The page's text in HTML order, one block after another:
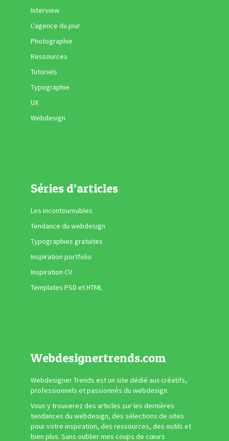
Interview
L'agence du jour
Photographie
Ressources
Tutoriels
Typographie
UX
Webdesign
Séries d’articles
Les incontournables
Tendance du webdesign
Typographies gratuites
Inspiration portfolio
Inspiration CV
Templates PSD et HTML
Webdesignertrends.com
Webdesigner Trends est un site dédié aux créatifs,
professionnels et passionnés du webdesign.
Vous y trouverez des articles sur les dernières
tendances du webdesign, des sélections de sites
pour votre inspiration, des ressources, des outils et
bien plus. Sans oublier mes coups de cœurs